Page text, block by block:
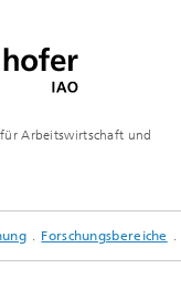
Arbeitswirtschaft und
Forschungsbereiche